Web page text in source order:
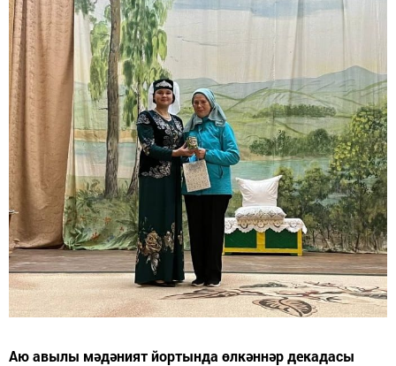
Аю авылы мәдәният йортында өлкәннәр декадасы